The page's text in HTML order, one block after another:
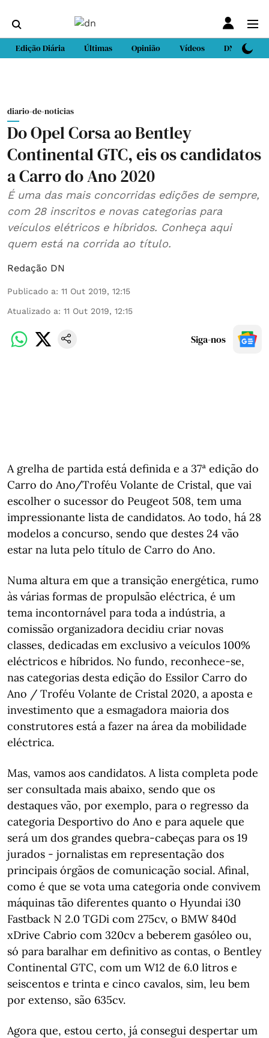
Edição Diária Últimas Opinião Vídeos DN Sport
diario-de-noticias
Do Opel Corsa ao Bentley
Continental GTC, eis os candidatos
a Carro do Ano 2020
É uma das mais concorridas edições de sempre,
com 28 inscritos e novas categorias para
veículos elétricos e híbridos. Conheça aqui
quem está na corrida ao título.
Redação DN
Publicado a: 11 Out 2019, 12:15
Atualizado a: 11 Out 2019, 12:15
Siga-nos
A grelha de partida está definida e a 37ª edição do
Carro do Ano/Troféu Volante de Cristal, que vai
escolher o sucessor do Peugeot 508, tem uma
impressionante lista de candidatos. Ao todo, há 28
modelos a concurso, sendo que destes 24 vão
estar na luta pelo título de Carro do Ano.
Numa altura em que a transição energética, rumo
às várias formas de propulsão eléctrica, é um
tema incontornável para toda a indústria, a
comissão organizadora decidiu criar novas
classes, dedicadas em exclusivo a veículos 100%
eléctricos e híbridos. No fundo, reconhece-se,
nas categorias desta edição do Essilor Carro do
Ano / Troféu Volante de Cristal 2020, a aposta e
investimento que a esmagadora maioria dos
construtores está a fazer na área da mobilidade
eléctrica.
Mas, vamos aos candidatos. A lista completa pode
ser consultada mais abaixo, sendo que os
destaques vão, por exemplo, para o regresso da
categoria Desportivo do Ano e para aquele que
será um dos grandes quebra-cabeças para os 19
jurados - jornalistas em representação dos
principais órgãos de comunicação social. Afinal,
como é que se vota uma categoria onde convivem
máquinas tão diferentes quanto o Hyundai i30
Fastback N 2.0 TGDi com 275cv, o BMW 840d
xDrive Cabrio com 320cv a beberem gasóleo ou,
só para baralhar em definitivo as contas, o Bentley
Continental GTC, com um W12 de 6.0 litros e
seiscentos e trinta e cinco cavalos, sim, leu bem
por extenso, são 635cv.
Agora que, estou certo, já consegui despertar um